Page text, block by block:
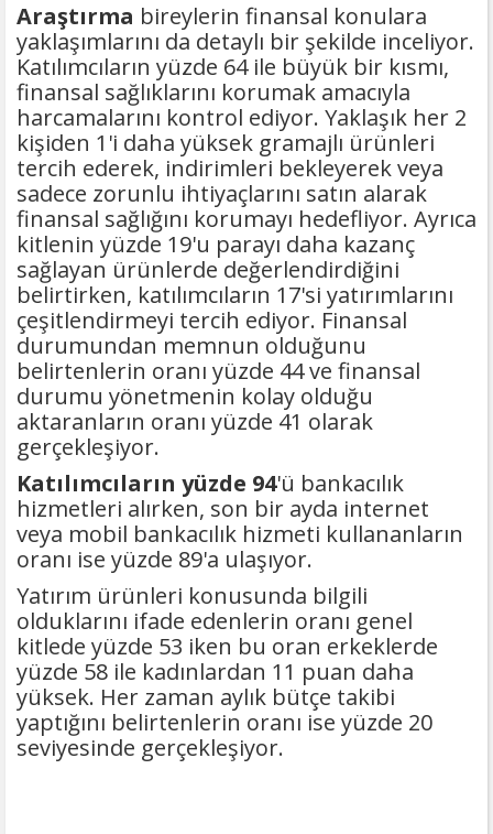
Araştırma bireylerin finansal konulara
yaklaşımlarını da detaylı bir şekilde inceliyor.
Katılımcıların yüzde 64 ile büyük bir kısmı,
finansal sağlıklarını korumak amacıyla
harcamalarını kontrol ediyor. Yaklaşık her 2
kişiden 1'i daha yüksek gramajlı ürünleri
tercih ederek, indirimleri bekleyerek veya
sadece zorunlu ihtiyaçlarını satın alarak
finansal sağlığını korumayı hedefliyor. Ayrıca
kitlenin yüzde 19'u parayı daha kazanç
sağlayan ürünlerde değerlendirdiğini
belirtirken, katılımcıların 17'si yatırımlarını
çeşitlendirmeyi tercih ediyor. Finansal
durumundan memnun olduğunu
belirtenlerin oranı yüzde 44 ve finansal
durumu yönetmenin kolay olduğu
aktaranların oranı yüzde 41 olarak
gerçekleşiyor.
Katılımcıların yüzde 94'ü bankacılık
hizmetleri alırken, son bir ayda internet
veya mobil bankacılık hizmeti kullananların
oranı ise yüzde 89'a ulaşıyor.
Yatırım ürünleri konusunda bilgili
olduklarını ifade edenlerin oranı genel
kitlede yüzde 53 iken bu oran erkeklerde
yüzde 58 ile kadınlardan 11 puan daha
yüksek. Her zaman aylık bütçe takibi
yaptığını belirtenlerin oranı ise yüzde 20
seviyesinde gerçekleşiyor.